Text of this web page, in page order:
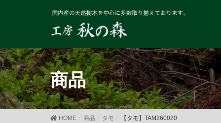
商品
HOME 商品 タモ 【タモ】TAM260020